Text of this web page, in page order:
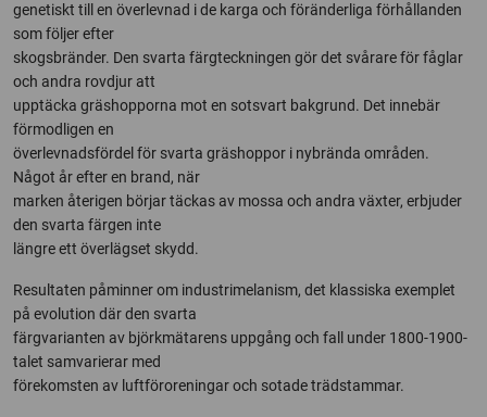
genetiskt till en överlevnad i de karga och föränderliga förhållanden
som följer efter
skogsbränder. Den svarta färgteckningen gör det svårare för fåglar
och andra rovdjur att
upptäcka gräshopporna mot en sotsvart bakgrund. Det innebär
förmodligen en
överlevnadsfördel för svarta gräshoppor i nybrända områden.
Något år efter en brand, när
marken återigen börjar täckas av mossa och andra växter, erbjuder
den svarta färgen inte
längre ett överlägset skydd.
Resultaten påminner om industrimelanism, det klassiska exemplet
på evolution där den svarta
färgvarianten av björkmätarens uppgång och fall under 1800-1900-
talet samvarierar med
förekomsten av luftföroreningar och sotade trädstammar.